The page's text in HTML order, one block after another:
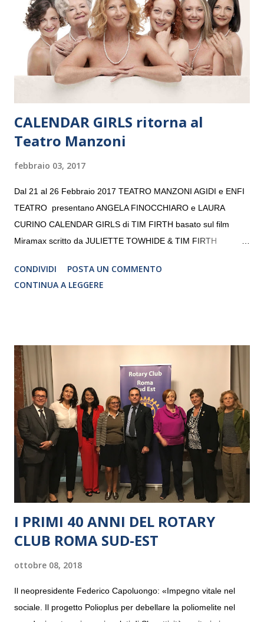
consecutivo. Il pubblico milanese avrà il piacere di applaudire i
giovani artisti della Baltic Sea Youth Philharmonic per la quarta
volta. L’orchestra, fondata nel 2008 da Kristjan Järvi (affiancato
da un prestigioso consiglio di consulent...
CALENDAR GIRLS ritorna al
Teatro Manzoni
febbraio 03, 2017
Dal 21 al 26 Febbraio 2017 TEATRO MANZONI AGIDI e ENFI
TEATRO presentano ANGELA FINOCCHIARO e LAURA
CURINO CALENDAR GIRLS di TIM FIRTH basato sul film
Miramax scritto da JULIETTE TOWHIDE & TIM FIRTH
CRISTINA PEZZOLI
CONDIVIDI
POSTA UN COMMENTO
CONTINUA A LEGGERE
I PRIMI 40 ANNI DEL ROTARY
CLUB ROMA SUD-EST
ottobre 08, 2018
Il neopresidente Federico Capoluongo: «Impegno vitale nel
sociale. Il progetto Polioplus per debellare la poliomelite nel